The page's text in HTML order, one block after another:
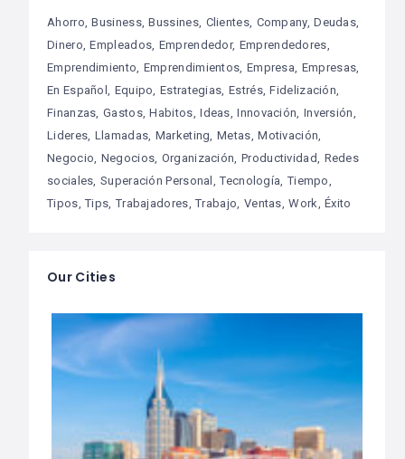
Ahorro Business Bussines Clientes Company Deudas
Dinero Empleados Emprendedor Emprendedores
Emprendimiento Emprendimientos Empresa Empresas
En Español Equipo Estrategias Estrés Fidelización
Finanzas Gastos Habitos Ideas Innovación Inversión
Lideres Llamadas Marketing Metas Motivación
Negocio Negocios Organización Productividad Redes
sociales Superación Personal Tecnología Tiempo
Tipos Tips Trabajadores Trabajo Ventas Work Éxito
Our Cities